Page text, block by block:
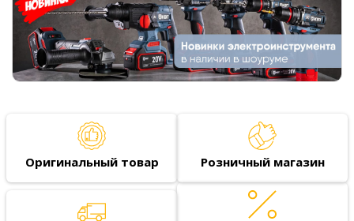
Оригинальный товар Розничный магазин